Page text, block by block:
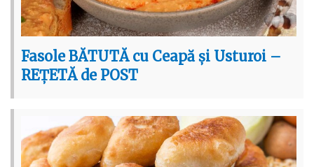
Fasole BĂTUTĂ cu Ceapă și Usturoi –
REȚETĂ de POST